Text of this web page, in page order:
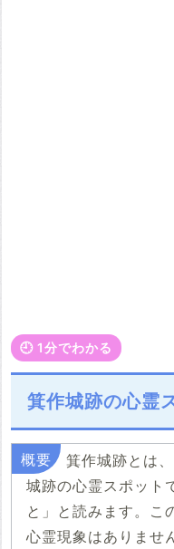
🕘️ 1分でわかる
箕作城跡の心霊
箕作城跡とは
城跡の心霊スポット
と」と読みます。こ
心霊現象はありませ